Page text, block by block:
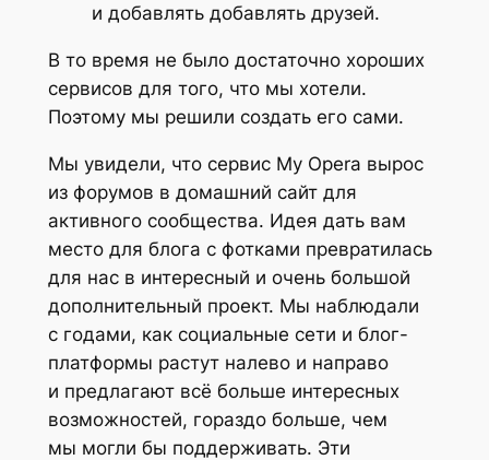
и добавлять добавлять друзей.
В то время не было достаточно хороших
сервисов для того, что мы хотели.
Поэтому мы решили создать его сами.
Мы увидели, что сервис My Opera вырос
из форумов в домашний сайт для
активного сообщества. Идея дать вам
место для блога с фотками превратилась
для нас в интересный и очень большой
дополнительный проект. Мы наблюдали
с годами, как социальные сети и блог-
платформы растут налево и направо
и предлагают всё больше интересных
возможностей, гораздо больше, чем
мы могли бы поддерживать. Эти